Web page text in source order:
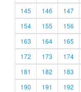
145
146 147
154
155 156
163
164 165
172
173 174
181
182 183
190
191 192